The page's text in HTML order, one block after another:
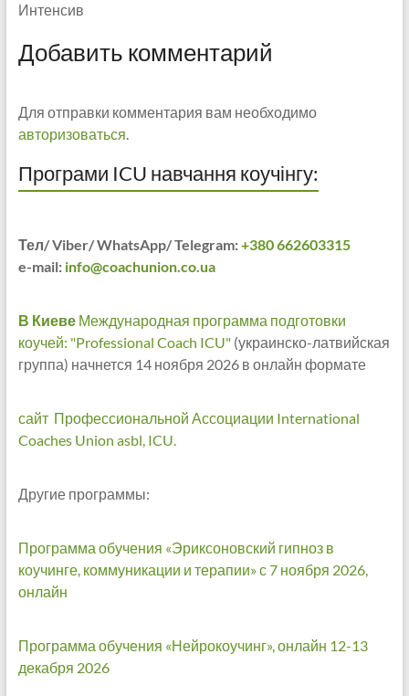
Интенсив
Добавить комментарий
Для отправки комментария вам необходимо
авторизоваться.
Програми ICU навчання коучінгу:
Тел/ Viber/ WhatsApp/ Telegram:+380 662603315
e-mail: info@coachunion.co.ua
В КиевеМеждународная программа подготовки
коучей: "Professional Coach ICU"(украинско-латвийская
группа) начнется 14 ноября 2026 в онлайн формате
сайт Профессиональной Ассоциации International
Coaches Union asbl, ICU.
Другие программы:
Программа обучения «Эриксоновский гипноз в
коучинге, коммуникации и терапии» с 7 ноября 2026,
онлайн
Программа обучения «Нейрокоучинг», онлайн 12-13
декабря 2026